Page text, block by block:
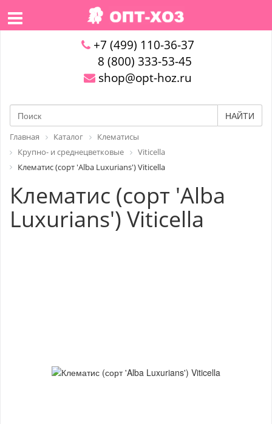
+7 (499) 110-36-37
8 (800) 333-53-45
shop@opt-hoz.ru
НАЙТИ
Главная Каталог
Клематисы
Крупно- и среднецветковые
Viticella
Клематис (сорт 'Alba Luxurians') Viticella
Клематис (сорт 'Alba
Luxurians') Viticella